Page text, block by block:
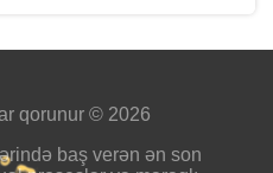
qorunur © 2026
baş verən ən son